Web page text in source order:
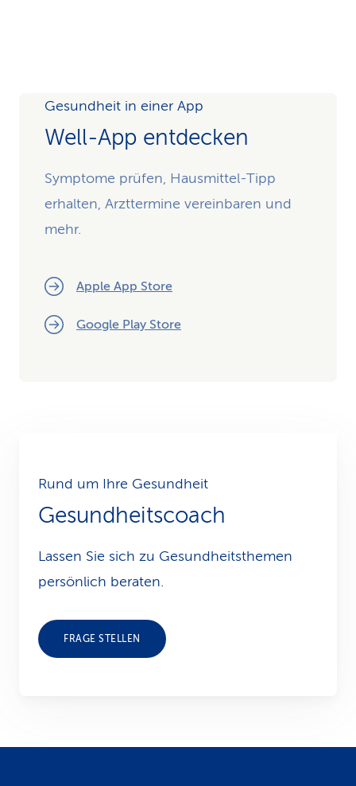
Gesundheit in einer App
Well-App entdecken
Symptome prüfen, Hausmittel-Tipp
erhalten, Arzttermine vereinbaren und
mehr.
Apple App Store
Google Play Store
Rund um Ihre Gesundheit
Gesundheitscoach
Lassen Sie sich zu Gesundheits­themen
persönlich beraten.
FRAGE STELLEN